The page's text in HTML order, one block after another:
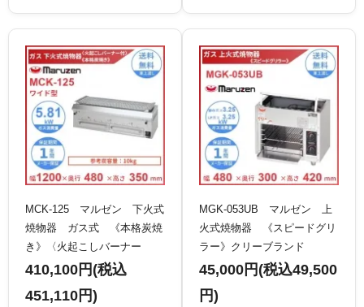
MCK-125 マルゼン 下火式
焼物器 ガス式 《本格炭焼
き》〈火起こしバーナー
付〉 ワイド型 クリーブラ
410,100円(税込
451,110円)
MGK-053UB マルゼン 上
火式焼物器 《スピードグリ
ラー》クリーブランド
45,000円(税込49,500
円)